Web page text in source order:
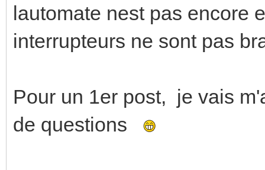
lautomate nest pas encore
interrupteurs ne sont pas
Pour un 1er post, je vais
de questions